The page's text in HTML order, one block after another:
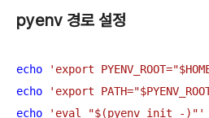
pyenv 경로 설정
echo 'export
echo
'export
echo
'eval "$(pyenv init -)"'